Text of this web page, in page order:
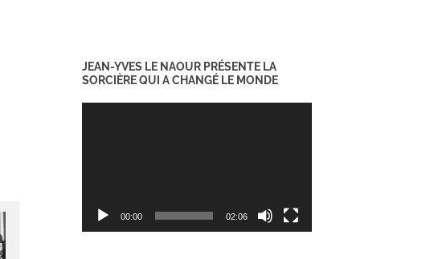
JEAN-YVES LE NAOUR PRÉSENTE LA
SORCIÈRE QUI A CHANGÉ LE MONDE
00:00 02:06